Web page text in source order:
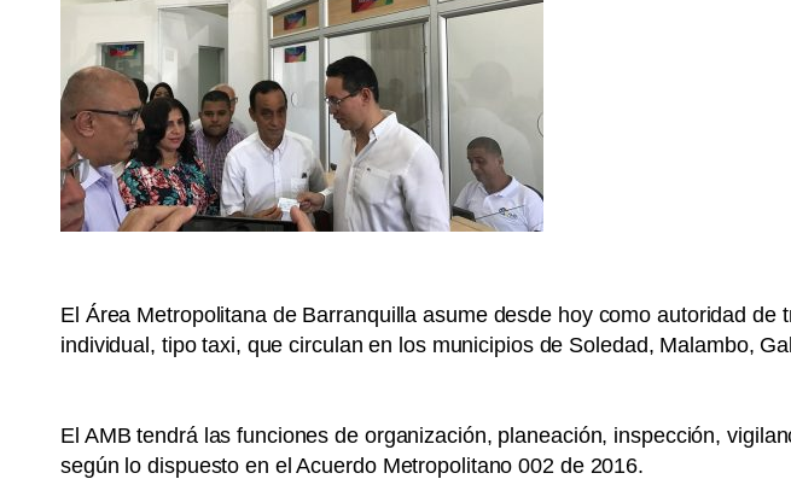
El Área Metropolitana de Barranquilla asume desde hoy como autoridad
individual, tipo taxi, que circulan en los municipios de Soledad, Malambo,
El AMB tendrá las funciones de organización, planeación, inspección,
según lo dispuesto en el Acuerdo Metropolitano 002 de 2016.